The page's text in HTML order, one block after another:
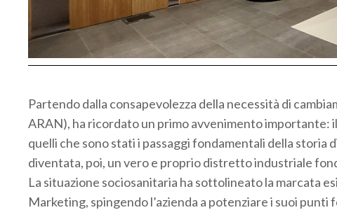
Partendo dalla consapevolezza della necessità di
ARAN), ha ricordato un primo avvenimento importante:
quelli che sono stati i passaggi fondamentali della
diventata, poi, un vero e proprio distretto industriale
La situazione sociosanitaria ha sottolineato la marcata
Marketing, spingendo l’azienda a potenziare i suoi